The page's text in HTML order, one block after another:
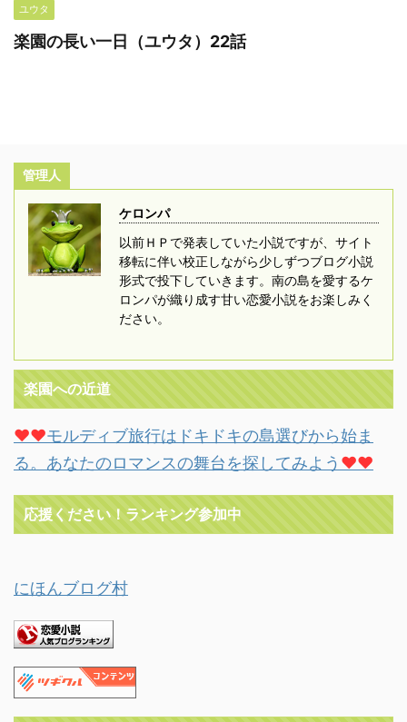
ユウタ
楽園の長い一日（ユウタ）22話
管理人
ケロンパ
以前ＨＰで発表していた小説ですが、サイト
移転に伴い校正しながら少しずつブログ小説
形式で投下していきます。南の島を愛するケ
ロンパが織り成す甘い恋愛小説をお楽しみく
ださい。
楽園への近道
♥♥モルディブ旅行はドキドキの島選びから始ま
る。あなたのロマンスの舞台を探してみよう ♥♥
応援ください！ランキング参加中
にほんブログ村